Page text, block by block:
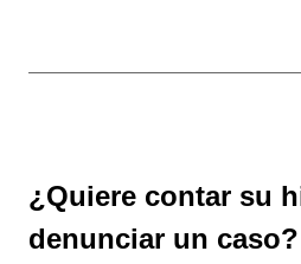
¿Quiere contar su
denunciar un